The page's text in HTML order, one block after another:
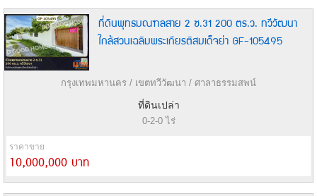
ที่ดินพุทธมณฑลสาย 2 ซ.31 200 ตร.ว. ทวีวัฒนา
ใกล้สวนเฉลิมพระเกียรติสมเด็จย่า GF-105495
กรุงเทพมหานคร / เขตทวีวัฒนา / ศาลาธรรมสพน์
ที่ดินเปล่า
0-2-0 ไร่
ราคาขาย
10,000,000 บาท